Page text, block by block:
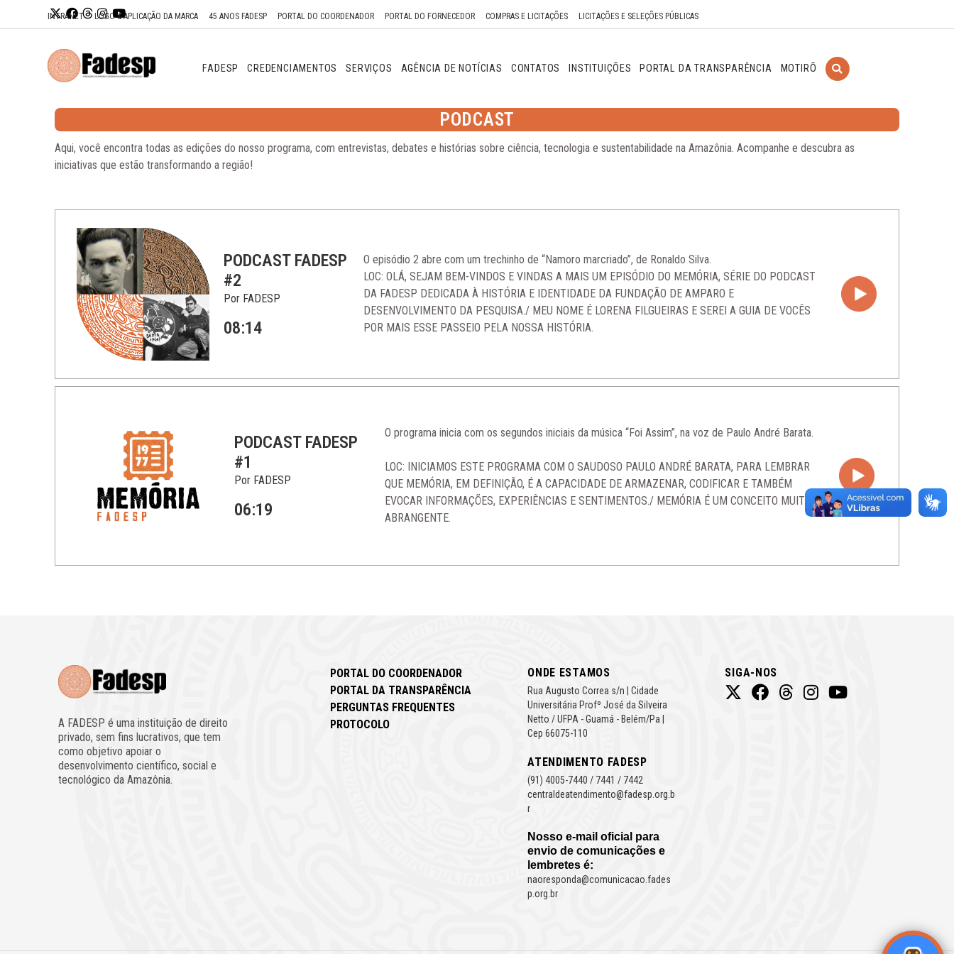
INTRANET LOGO & APLICAÇÃO DA MARCA 45 ANOS FADESP PORTAL DO COORDENADOR PORTAL DO FORNECEDOR COMPRAS E LICITAÇÕES LICITAÇÕES E SELEÇÕES PÚBLICAS
FADESP CREDENCIAMENTOS SERVIÇOS AGÊNCIA DE NOTÍCIAS CONTATOS INSTITUIÇÕES PORTAL DA TRANSPARÊNCIA MOTIRÕ
PODCAST
Aqui, você encontra todas as edições do nosso programa, com entrevistas, debates e histórias sobre ciência, tecnologia e sustentabilidade na Amazônia. Acompanhe e descubra as
iniciativas que estão transformando a região!
PODCAST FADESP
#2
Por FADESP
08:14
O episódio 2 abre com um trechinho de “Namoro marcriado”, de Ronaldo Silva.
LOC: OLÁ, SEJAM BEM-VINDOS E VINDAS A MAIS UM EPISÓDIO DO MEMÓRIA, SÉRIE DO PODCAST
DA FADESP DEDICADA À HISTÓRIA E IDENTIDADE DA FUNDAÇÃO DE AMPARO E
DESENVOLVIMENTO DA PESQUISA./ MEU NOME É LORENA FILGUEIRAS E SEREI A GUIA DE VOCÊS
POR MAIS ESSE PASSEIO PELA NOSSA HISTÓRIA.
PODCAST FADESP
#1
Por FADESP
06:19
O programa inicia com os segundos iniciais da música “Foi Assim”, na voz de Paulo André Barata.
LOC: INICIAMOS ESTE PROGRAMA COM O SAUDOSO PAULO ANDRÉ BARATA, PARA LEMBRAR
QUE MEMÓRIA, EM DEFINIÇÃO, É A CAPACIDADE DE ARMAZENAR, CODIFICAR E TAMBÉM
EVOCAR INFORMAÇÕES, EXPERIÊNCIAS E SENTIMENTOS./ MEMÓRIA É UM CONCEITO MUITO
ABRANGENTE.
A FADESP é uma instituição de direito
privado, sem fins lucrativos, que tem
como objetivo apoiar o
desenvolvimento científico, social e
tecnológico da Amazônia.
PORTAL DO COORDENADOR
PORTAL DA TRANSPARÊNCIA
PERGUNTAS FREQUENTES
PROTOCOLO
ONDE ESTAMOS
Rua Augusto Correa s/n | Cidade
Universitária Profº José da Silveira
Netto / UFPA - Guamá - Belém/Pa |
Cep 66075-110
ATENDIMENTO FADESP
(91) 4005-7440 / 7441 / 7442
centraldeatendimento@fadesp.org.b
r
Nosso e-mail oficial para
envio de comunicações e
lembretes é:
naoresponda@comunicacao.fades
p.org.br
SIGA-NOS